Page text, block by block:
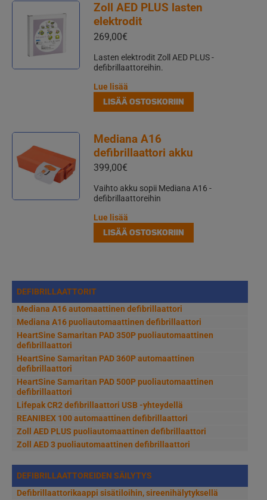
DEFIBRILLAATTORIT
Mediana A16 automaattinen defibrillaattori
Mediana A16 puoliautomaattinen defibrillaattori
HeartSine Samaritan PAD 350P puoliautomaattinen
defibrillaattori
HeartSine Samaritan PAD 360P automaattinen
defibrillaattori
HeartSine Samaritan PAD 500P puoliautomaattinen
defibrillaattori
Lifepak CR2 defibrillaattori USB -yhteydellä
REANIBEX 100 automaattinen defibrillaattori
Zoll AED PLUS puoliautomaattinen defibrillaattori
Zoll AED 3 puoliautomaattinen defibrillaattori
DEFIBRILLAATTOREIDEN SÄILYTYS
Defibrillaattorikaappi sisätiloihin, sireenihälytyksellä
Zoll AED PLUS lasten
elektrodit
269,00€
Lasten elektrodit Zoll AED PLUS -
defibrillaattoreihin.
Lue lisää
LISÄÄ OSTOSKORIIN
Mediana A16
defibrillaattori akku
399,00€
Vaihto akku sopii Mediana A16 -
defibrillaattoreihin
Lue lisää
LISÄÄ OSTOSKORIIN